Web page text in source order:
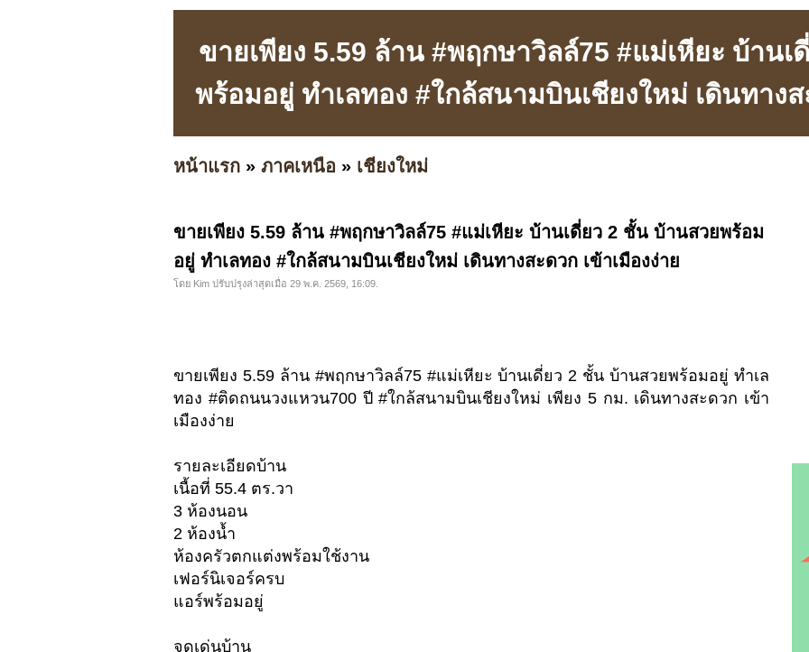
ขายเพียง 5.59 ล้าน #พฤกษาวิลล์75 #แม่เหียะ บ้าน
พร้อมอยู่ ทำเลทอง #ใกล้สนามบินเชียงใหม่ เดินทางส
หน้าแรก » ภาคเหนือ » เชียงใหม่
ขายเพียง 5.59 ล้าน #พฤกษาวิลล์75 #แม่เหียะ บ้านเดี่ยว 2 ชั้น บ้านสวยพร้อม
อยู่ ทำเลทอง #ใกล้สนามบินเชียงใหม่ เดินทางสะดวก เข้าเมืองง่าย
โดย Kim ปรับปรุงล่าสุดเมื่อ 29 พ.ค. 2569, 16:09.
ขายเพียง 5.59 ล้าน #พฤกษาวิลล์75 #แม่เหียะ บ้านเดี่ยว 2 ชั้น บ้านสวยพร้อมอยู่ ทำเล
ทอง #ติดถนนวงแหวน700 ปี #ใกล้สนามบินเชียงใหม่ เพียง 5 กม. เดินทางสะดวก เข้า
เมืองง่าย
รายละเอียดบ้าน
เนื้อที่ 55.4 ตร.วา
3 ห้องนอน
2 ห้องน้ำ
ห้องครัวตกแต่งพร้อมใช้งาน
เฟอร์นิเจอร์ครบ
แอร์พร้อมอยู่
จุดเด่นบ้าน